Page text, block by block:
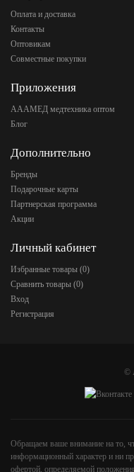
Оплата и доставка
Контакты
Оптовикам
Совместные покупки
Приложения
АААМЕД медтехника оптом
Блог
Дополнительно
Бренды
Подарочные карты
Партнерская программа
Акции
Личный кабинет
Избранные товары (0)
Сравнить товары (0)
Вход
Регистрация
©
Обращаем ваше внимание на то,
информационный характер и ни
офертой, определяемой